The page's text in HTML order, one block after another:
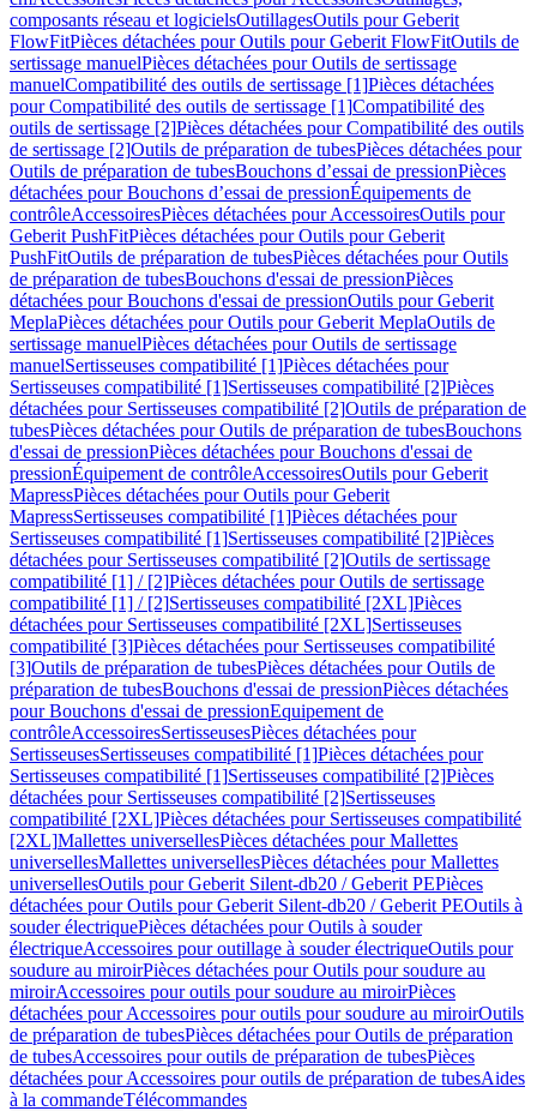
composants réseau et logicielsOutillagesOutils pour Geberit
FlowFitPièces détachées pour Outils pour Geberit FlowFitOutils de
sertissage manuelPièces détachées pour Outils de sertissage
manuelCompatibilité des outils de sertissage [1]Pièces détachées
pour Compatibilité des outils de sertissage [1]Compatibilité des
outils de sertissage [2]Pièces détachées pour Compatibilité des outils
de sertissage [2]Outils de préparation de tubesPièces détachées pour
Outils de préparation de tubesBouchons d’essai de pressionPièces
détachées pour Bouchons d’essai de pressionÉquipements de
contrôleAccessoiresPièces détachées pour AccessoiresOutils pour
Geberit PushFitPièces détachées pour Outils pour Geberit
PushFitOutils de préparation de tubesPièces détachées pour Outils
de préparation de tubesBouchons d'essai de pressionPièces
détachées pour Bouchons d'essai de pressionOutils pour Geberit
MeplaPièces détachées pour Outils pour Geberit MeplaOutils de
sertissage manuelPièces détachées pour Outils de sertissage
manuelSertisseuses compatibilité [1]Pièces détachées pour
Sertisseuses compatibilité [1]Sertisseuses compatibilité [2]Pièces
détachées pour Sertisseuses compatibilité [2]Outils de préparation de
tubesPièces détachées pour Outils de préparation de tubesBouchons
d'essai de pressionPièces détachées pour Bouchons d'essai de
pressionÉquipement de contrôleAccessoiresOutils pour Geberit
MapressPièces détachées pour Outils pour Geberit
MapressSertisseuses compatibilité [1]Pièces détachées pour
Sertisseuses compatibilité [1]Sertisseuses compatibilité [2]Pièces
détachées pour Sertisseuses compatibilité [2]Outils de sertissage
compatibilité [1] / [2]Pièces détachées pour Outils de sertissage
compatibilité [1] / [2]Sertisseuses compatibilité [2XL]Pièces
détachées pour Sertisseuses compatibilité [2XL]Sertisseuses
compatibilité [3]Pièces détachées pour Sertisseuses compatibilité
[3]Outils de préparation de tubesPièces détachées pour Outils de
préparation de tubesBouchons d'essai de pressionPièces détachées
pour Bouchons d'essai de pressionEquipement de
contrôleAccessoiresSertisseusesPièces détachées pour
SertisseusesSertisseuses compatibilité [1]Pièces détachées pour
Sertisseuses compatibilité [1]Sertisseuses compatibilité [2]Pièces
détachées pour Sertisseuses compatibilité [2]Sertisseuses
compatibilité [2XL]Pièces détachées pour Sertisseuses compatibilité
[2XL]Mallettes universellesPièces détachées pour Mallettes
universellesMallettes universellesPièces détachées pour Mallettes
universellesOutils pour Geberit Silent-db20 / Geberit PEPièces
détachées pour Outils pour Geberit Silent-db20 / Geberit PEOutils à
souder électriquePièces détachées pour Outils à souder
électriqueAccessoires pour outillage à souder électriqueOutils pour
soudure au miroirPièces détachées pour Outils pour soudure au
miroirAccessoires pour outils pour soudure au miroirPièces
détachées pour Accessoires pour outils pour soudure au miroirOutils
de préparation de tubesPièces détachées pour Outils de préparation
de tubesAccessoires pour outils de préparation de tubesPièces
détachées pour Accessoires pour outils de préparation de tubesAides
à la commandeTélécommandes